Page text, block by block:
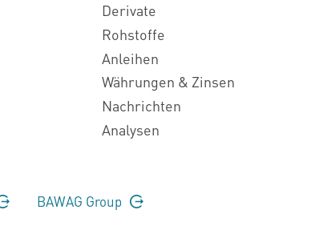
Derivate
Rohstoffe
Anleihen
Währungen & Zinsen
Nachrichten
Analysen
BAWAG Group